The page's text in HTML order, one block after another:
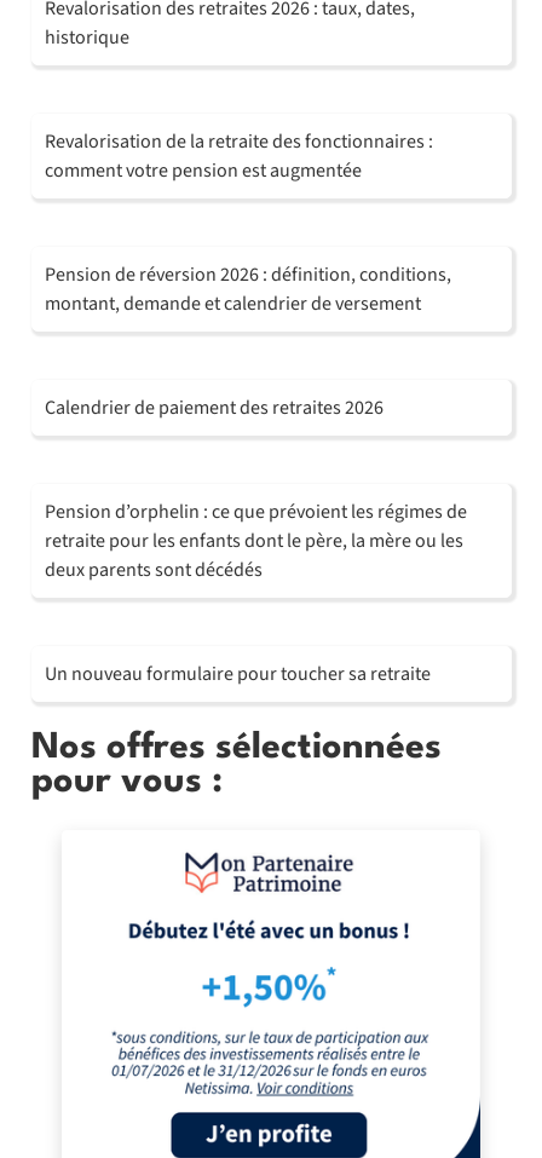
Revalorisation des retraites 2026 : taux, dates,
historique
Revalorisation de la retraite des fonctionnaires :
comment votre pension est augmentée
Pension de réversion 2026 : définition, conditions,
montant, demande et calendrier de versement
Calendrier de paiement des retraites 2026
Pension d’orphelin : ce que prévoient les régimes de
retraite pour les enfants dont le père, la mère ou les
deux parents sont décédés
Un nouveau formulaire pour toucher sa retraite
Nos offres sélectionnées
pour vous :